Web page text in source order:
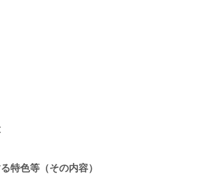
特色等（その内容）